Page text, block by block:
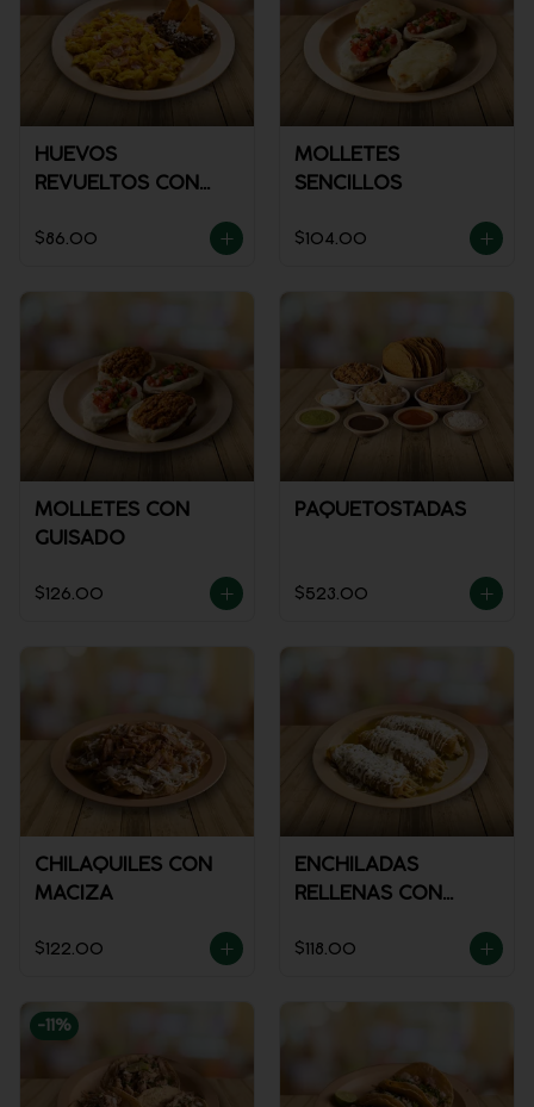
HUEVOS
REVUELTOS CON
$86.00
MOLLETES
SENCILLOS
$104.00
MOLLETES CON
GUISADO
$126.00
PAQUETOSTADAS
$523.00
CHILAQUILES CON
MACIZA
$122.00
ENCHILADAS
RELLENAS CON
$118.00
-11 %